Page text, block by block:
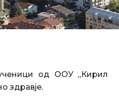
од ООУ „Кирил
здравје.